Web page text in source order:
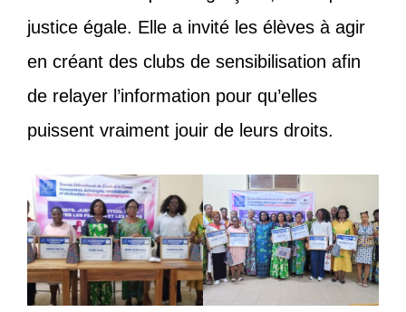
justice égale. Elle a invité les élèves à agir
en créant des clubs de sensibilisation afin
de relayer l’information pour qu’elles
puissent vraiment jouir de leurs droits.